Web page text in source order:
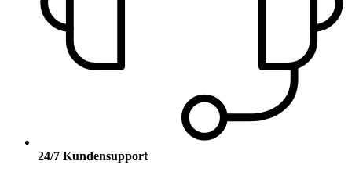
24/7 Kundensupport